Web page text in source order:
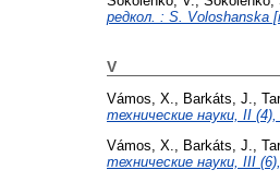
редкол. : S. Voloshanska
V
Vámos, X. Barkáts, J.
технические науки, II
Vámos, X.
Barkáts, J.
технические науки, III